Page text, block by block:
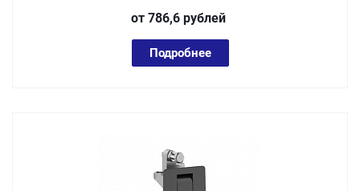
от 786,6 рублей
Подробнее